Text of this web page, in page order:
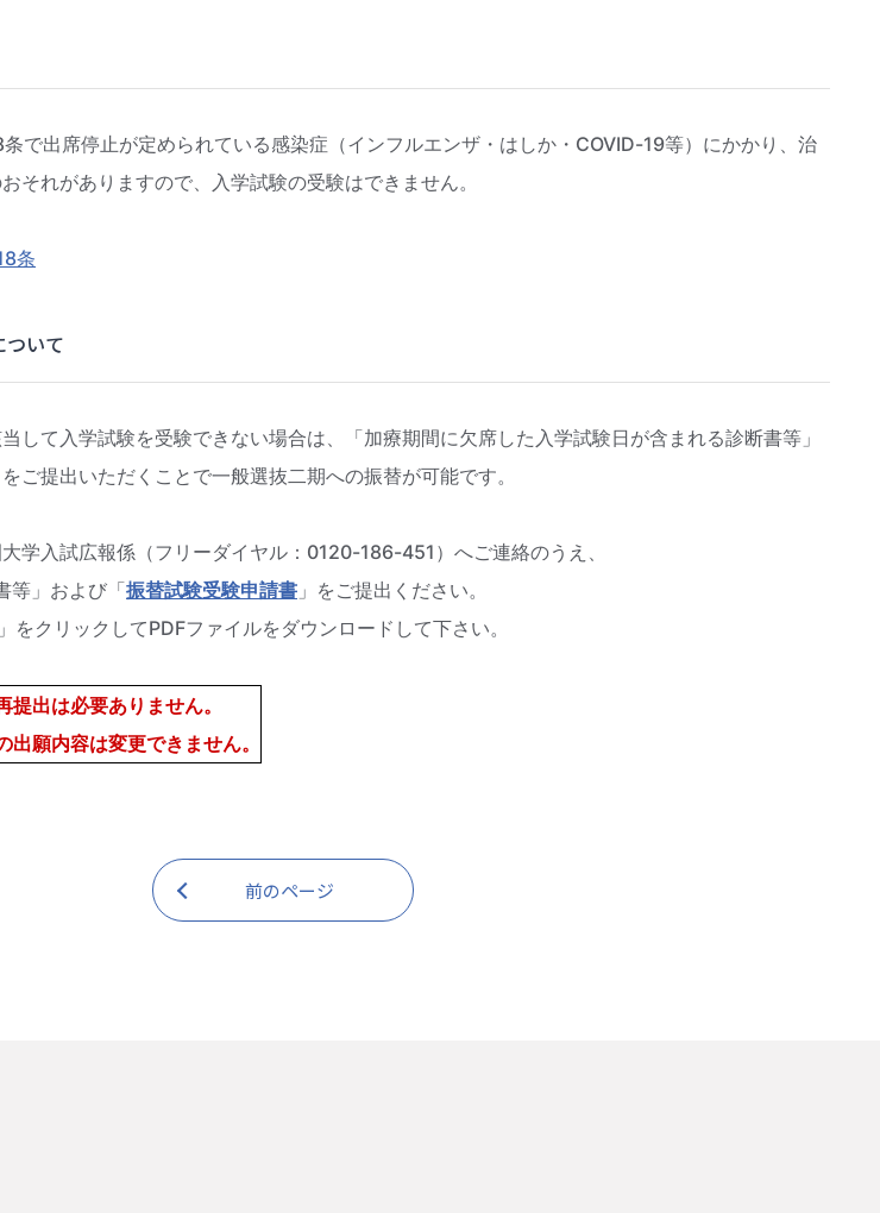
で出席停止が定められている感染症（インフルエンザ・はしか・COVID-19等）にかかり、治
それがありますので、入学試験の受験はできません。
条
ついて
して入学試験を受験できない場合は、「加療期間に欠席した入学試験日が含まれる診断書等」
ご提出いただくことで一般選抜二期への振替が可能です。
学入試広報係（フリーダイヤル：0120-186-451）へご連絡のうえ、
等」および「振替試験受験申請書 」をご提出ください。
クリックしてPDFファイルをダウンロードして下さい。
出は必要ありません。
願内容は変更できません。
前のページ